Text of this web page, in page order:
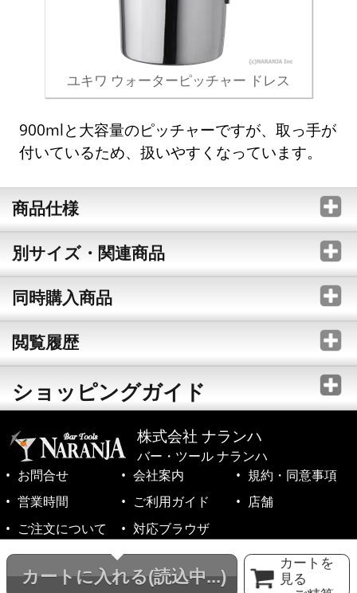
カートに入れる(読込中...)
カートを
見る
ユキワ ウォーターピッチャー ドレス
900mlと大容量のピッチャーですが、取っ手が
付いているため、扱いやすくなっています。
商品仕様
別サイズ・関連商品
同時購入商品
閲覧履歴
ショッピングガイド
株式会社 ナランハ
バー・ツール ナランハ
お問合せ
会社案内
規約・同意事項
営業時間
ご利用ガイド
店舗
ご注文について
対応ブラウザ
©1999-2026 NARANJA Inc. All Rights Reserved.